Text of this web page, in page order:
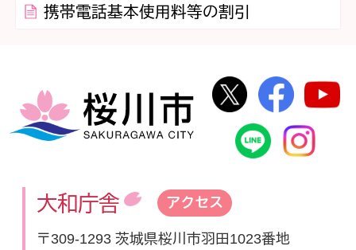
携帯電話基本使用料等の割引
桜川市
桜川市公式
桜川
桜川市公
大和庁舎 アクセス
〒309-1293 茨城県桜川市羽田1023番地